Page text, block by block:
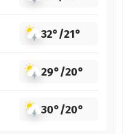
32°/21°
29°/20°
30°/20°